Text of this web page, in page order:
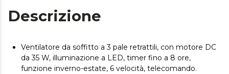
Descrizione
Ventilatore da soffitto a 3 pale retrattili, con motore DC
da 35 W, illuminazione a LED, timer fino a 8 ore,
funzione inverno-estate, 6 velocità, telecomando.